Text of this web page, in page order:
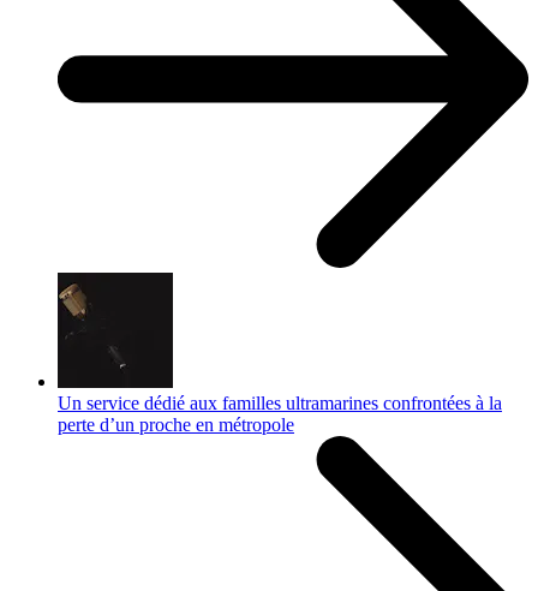
Un service dédié aux familles ultramarines confrontées à la
perte d’un proche en métropole